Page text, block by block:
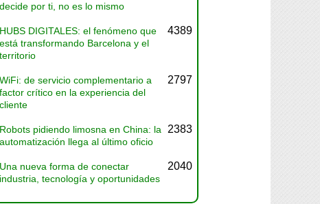
decide por ti, no es lo mismo
HUBS DIGITALES: el fenómeno que
está transformando Barcelona y el
territorio
4389
WiFi: de servicio complementario a
factor crítico en la experiencia del
cliente
2797
Robots pidiendo limosna en China: la
automatización llega al último oficio
2383
Una nueva forma de conectar
industria, tecnología y oportunidades
2040